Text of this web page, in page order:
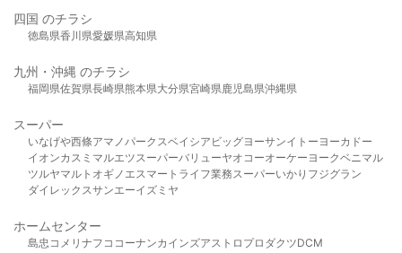
四国 のチラシ
徳島県香川県愛媛県高知県
九州・沖縄 のチラシ
福岡県佐賀県長崎県熊本県大分県宮崎県鹿児島県沖縄県
スーパー
いなげや西條アマノパークスベイシア ビッグヨーサンイトーヨーカドー
イオンカスミ マルエツスーパーバリューヤオコーオーケー ヨークベニマル
ツルヤマルト オギノ エスマート ライフ業務スーパーいかり フジグラン
ダイレックスサンエーイズミヤ
ホームセンター
島忠 コメリ ナフコ コーナンカインズアストロプロダクツDCM